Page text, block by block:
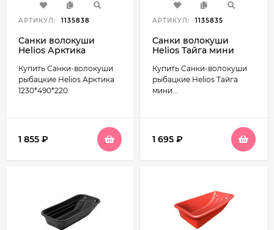
АРТИКУЛ: 1135838
Санки волокуши
Helios Арктика
Купить Санки-волокуши
рыбацкие Helios Арктика
1230*490*220
1 855 ₽
АРТИКУЛ: 1135835
Санки волокуши
Helios Тайга мини
Купить Санки-волокуши
рыбацкие Helios Тайга
мини...
1 695 ₽